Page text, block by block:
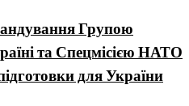
Групою
та Спецмісією НАТО
для України